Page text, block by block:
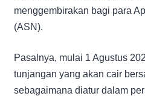
menggembirakan bagi para
(ASN).
Pasalnya, mulai 1 Agustus
tunjangan yang akan cair
sebagaimana diatur dalam